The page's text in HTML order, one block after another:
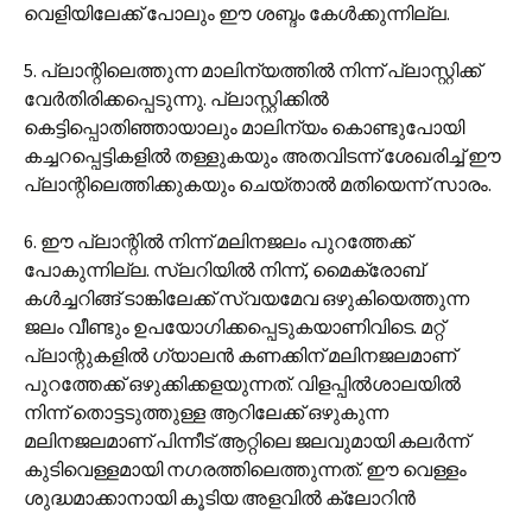
വെളിയിലേക്ക് പോലും ഈ ശബ്ദം കേൾക്കുന്നില്ല.
5. പ്ലാന്റിലെത്തുന്ന മാലിന്യത്തിൽ നിന്ന് പ്ലാസ്റ്റിക്ക്
വേർതിരിക്കപ്പെടുന്നു. പ്ലാസ്റ്റിക്കിൽ
കെട്ടിപ്പൊതിഞ്ഞായാലും മാലിന്യം കൊണ്ടുപോയി
കച്ചറപ്പെട്ടികളിൽ തള്ളുകയും അതവിടന്ന് ശേഖരിച്ച് ഈ
പ്ലാന്റിലെത്തിക്കുകയും ചെയ്താൽ മതിയെന്ന് സാരം.
6. ഈ പ്ലാന്റിൽ നിന്ന് മലിനജലം പുറത്തേക്ക്
പോകുന്നില്ല. സ്ലറിയിൽ നിന്ന്, മൈക്രോബ്
കൾച്ചറിങ്ങ് ടാങ്കിലേക്ക് സ്വയമേവ ഒഴുകിയെത്തുന്ന
ജലം വീണ്ടും ഉപയോഗിക്കപ്പെടുകയാണിവിടെ. മറ്റ്
പ്ലാന്റുകളിൽ ഗ്യാലൻ കണക്കിന് മലിനജലമാണ്
പുറത്തേക്ക് ഒഴുക്കിക്കളയുന്നത്. വിളപ്പിൽശാലയിൽ
നിന്ന് തൊട്ടടുത്തുള്ള ആറിലേക്ക് ഒഴുകുന്ന
മലിനജലമാണ് പിന്നീട് ആറ്റിലെ ജലവുമായി കലർന്ന്
കുടിവെള്ളമായി നഗരത്തിലെത്തുന്നത്. ഈ വെള്ളം
ശുദ്ധമാക്കാനായി കൂടിയ അളവിൽ ക്ലോറിൻ